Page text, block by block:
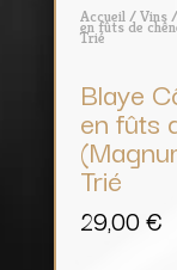
Accueil/Vins/
en fûts de
Trié
Blaye
en fûts
Trié
29,00€